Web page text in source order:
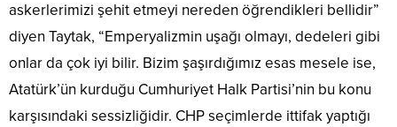
askerlerimizi şehit etmeyi nereden öğrendikleri bellidir”
diyen Taytak, “Emperyalizmin uşağı olmayı, dedeleri gibi
onlar da çok iyi bilir. Bizim şaşırdığımız esas mesele ise,
Atatürk’ün kurduğu Cumhuriyet Halk Partisi’nin bu konu
karşısındaki sessizliğidir. CHP seçimlerde ittifak yaptığı